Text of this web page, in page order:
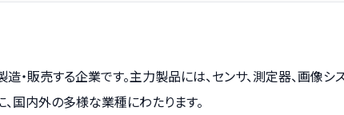
販売する企業です。主力製品には、センサ、測定器、画像シ
国内外の多様な業種にわたります。